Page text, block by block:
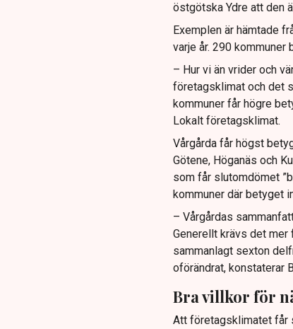
östgötska Ydre att den
Exemplen är hämtade
varje år. 290
– Hur vi än vrider och
företagsklimat och det
kommuner får högre
Lokalt företagsklimat.
Vårgårda får högst
Götene, Höganäs och
som får slutomdömet
kommuner där betyget
– Vårgårdas
Generellt krävs det
sammanlagt sexton
oförändrat, konstaterar
Bra villkor för
Att företagsklimatet får